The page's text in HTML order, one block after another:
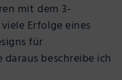
mit dem 3-
Erfolge eines
für
beschreibe ich